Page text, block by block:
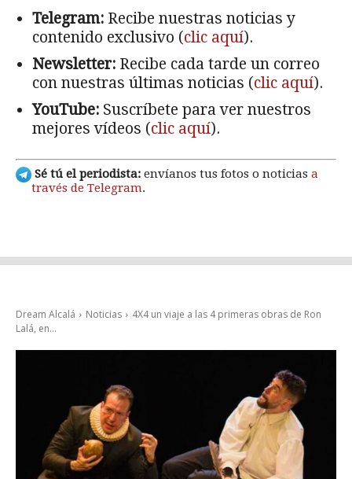
Telegram: Recibe nuestras noticias y
contenido exclusivo (clic aquí).
Newsletter: Recibe cada tarde un correo
con nuestras últimas noticias (clic aquí).
YouTube: Suscríbete para ver nuestros
mejores vídeos (clic aquí).
Sé tú el periodista: envíanos tus fotos o noticias a
través de Telegram.